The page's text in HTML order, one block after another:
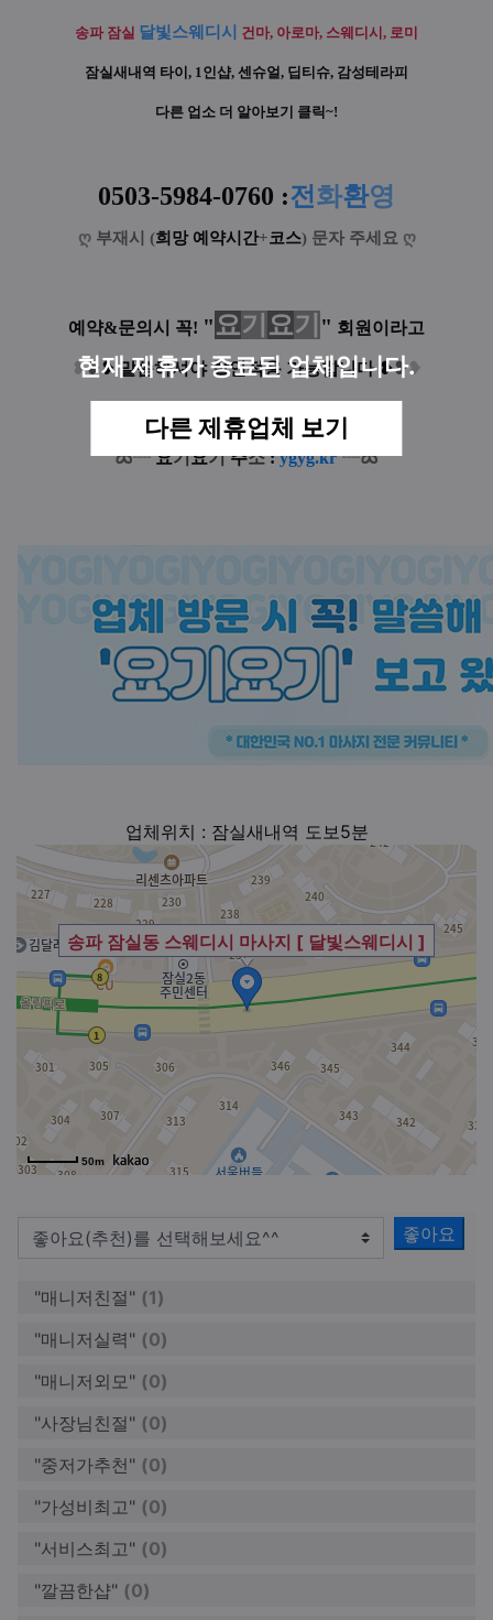
현재 제휴가 종료된 업체입니다.
다른 제휴업체 보기
송파 잠실 달빛스웨디시 건마, 아로마, 스웨디시, 로미
잠실새내역 타이, 1인샵, 센슈얼, 딥티슈, 감성테라피
다른 업소 더 알아보기 클릭~!
0503-5984-0760 :전화환영
ღ 부재시 (희망 예약시간+코스) 문자 주세요 ღ
예약&문의시 꼭! "요기 요기 " 회원이라고
❥❥❥말씀하셔야 할인적용 가능합니다 ❥❥❥
°°ꕤ┈요기요기주소: ygyg.kr ┈ꕤ°°
업체위치 : 잠실새내역 도보5분
송파 잠실동 스웨디시 마사지 [ 달빛스웨디시 ]
50m
좋아요
"매니저친절" (1)
"매니저실력" (0)
"매니저외모" (0)
"사장님친절" (0)
"중저가추천" (0)
"가성비최고" (0)
"서비스최고" (0)
"깔끔한샵" (0)